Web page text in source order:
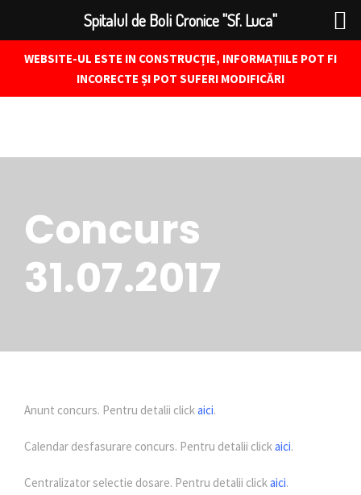
WEBSITE-UL ESTE IN CONSTRUCȚIE, INFORMAȚIILE POT FI
INCORECTE ȘI POT SUFERI MODIFICĂRI
Concurs
31.07.2017
Anunt concurs. Pentru detalii clickaici.
Calendar desfasurare concurs. Pentru detalii clickaici.
Centralizator selectie dosare. Pentru detalii clickaici.
Spitalul de Boli Cronice "Sf. Luca"